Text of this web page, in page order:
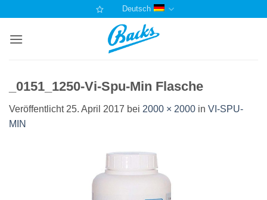
springen
Deutsch
_0151_1250-Vi-Spu-Min Flasche
Veröffentlicht 25. April 2017 bei 2000 × 2000 in VI-SPU-
MIN